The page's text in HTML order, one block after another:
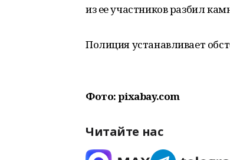
из ее участников разбил
Полиция устанавливает
Фото: pixabay.com
Читайте нас